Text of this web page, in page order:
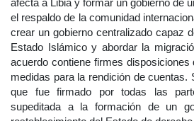
afecta a Libia y formar un gobierno de
el respaldo de la comunidad
crear un gobierno centralizado capaz
Estado Islámico y abordar la
acuerdo contiene firmes
medidas para la rendición de cuentas.
que fue firmado por todas las
supeditada a la formación de un